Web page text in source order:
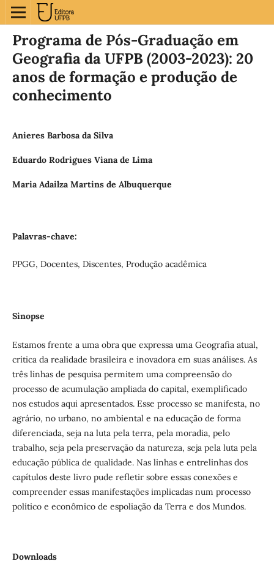
Programa de Pós-Graduação em
Geografia da UFPB (2003-2023): 20
anos de formação e produção de
conhecimento
Anieres Barbosa da Silva
Eduardo Rodrigues Viana de Lima
Maria Adailza Martins de Albuquerque
Palavras-chave:
PPGG, Docentes, Discentes, Produção acadêmica
Sinopse
Estamos frente a uma obra que expressa uma Geografia atual,
crítica da realidade brasileira e inovadora em suas análises. As
três linhas de pesquisa permitem uma compreensão do
processo de acumulação ampliada do capital, exemplificado
nos estudos aqui apresentados. Esse processo se manifesta, no
agrário, no urbano, no ambiental e na educação de forma
diferenciada, seja na luta pela terra, pela moradia, pelo
trabalho, seja pela preservação da natureza, seja pela luta pela
educação pública de qualidade. Nas linhas e entrelinhas dos
capítulos deste livro pude refletir sobre essas conexões e
compreender essas manifestações implicadas num processo
político e econômico de espoliação da Terra e dos Mundos.
Downloads